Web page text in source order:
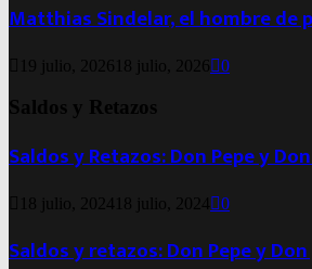
Matthias Sindelar, el hombre de
19 julio, 2026 18 julio, 2026 0
Saldos y Retazos
Saldos y Retazos: Don Pepe y
18 julio, 2024 18 julio, 2024 0
Saldos y retazos: Don Pepe y